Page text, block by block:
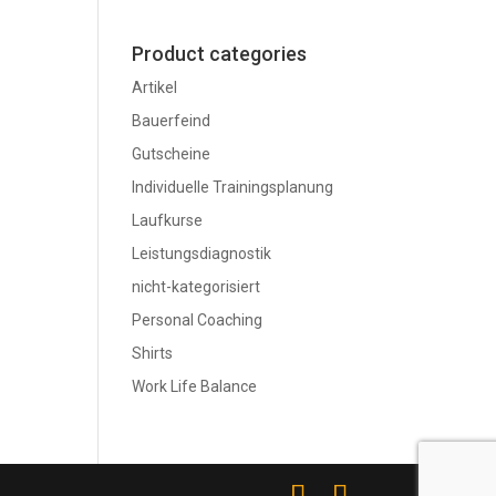
Product categories
Artikel
Bauerfeind
Gutscheine
Individuelle Trainingsplanung
Laufkurse
Leistungsdiagnostik
nicht-kategorisiert
Personal Coaching
Shirts
Work Life Balance